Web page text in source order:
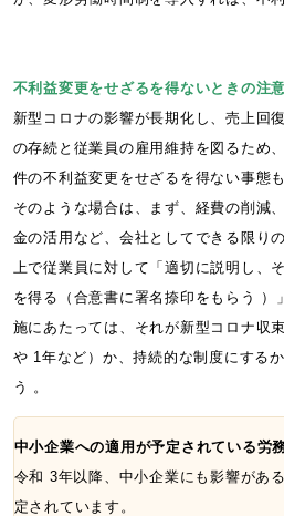
不利益変更をせざるを得ないときの注
新型コロナの影響が長期化し、売上回
の存続と従業員の雇用維持を図るため
件の不利益変更をせざるを得ない事態
そのような場合は、まず、経費の削減
金の活用など、会社としてできる限り
上で従業員に対して「適切に説明し、
を得る（合意書に署名捺印をもらう
施にあたっては、それが新型コロナ収
や 1年など）か、持続的な制度にする
う 。
中小企業への適用が予定されている労
令和 3年以降、中小企業にも影響があ
定されています。